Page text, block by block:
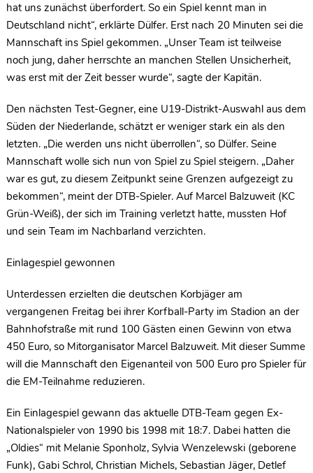
hat uns zunächst überfordert. So ein Spiel kennt man in
Deutschland nicht“, erklärte Dülfer. Erst nach 20 Minuten sei die
Mannschaft ins Spiel gekommen. „Unser Team ist teilweise
noch jung, daher herrschte an manchen Stellen Unsicherheit,
was erst mit der Zeit besser wurde“, sagte der Kapitän.
Den nächsten Test-Gegner, eine U19-Distrikt-Auswahl aus dem
Süden der Niederlande, schätzt er weniger stark ein als den
letzten. „Die werden uns nicht überrollen“, so Dülfer. Seine
Mannschaft wolle sich nun von Spiel zu Spiel steigern. „Daher
war es gut, zu diesem Zeitpunkt seine Grenzen aufgezeigt zu
bekommen“, meint der DTB-Spieler. Auf Marcel Balzuweit (KC
Grün-Weiß), der sich im Training verletzt hatte, mussten Hof
und sein Team im Nachbarland verzichten.
Einlagespiel gewonnen
Unterdessen erzielten die deutschen Korbjäger am
vergangenen Freitag bei ihrer Korfball-Party im Stadion an der
Bahnhofstraße mit rund 100 Gästen einen Gewinn von etwa
450 Euro, so Mitorganisator Marcel Balzuweit. Mit dieser Summe
will die Mannschaft den Eigenanteil von 500 Euro pro Spieler für
die EM-Teilnahme reduzieren.
Ein Einlagespiel gewann das aktuelle DTB-Team gegen Ex-
Nationalspieler von 1990 bis 1998 mit 18:7. Dabei hatten die
„Oldies“ mit Melanie Sponholz, Sylvia Wenzelewski (geborene
Funk), Gabi Schrol, Christian Michels, Sebastian Jäger, Detlef